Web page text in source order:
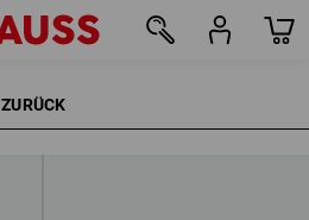
ZURÜCK    >